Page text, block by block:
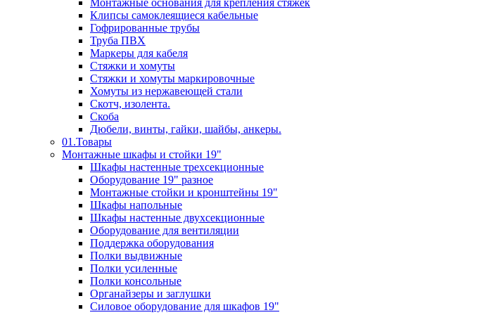
Монтажные основания для крепления стяжек
Клипсы самоклеящиеся кабельные
Гофрированные трубы
Труба ПВХ
Маркеры для кабеля
Стяжки и хомуты
Стяжки и хомуты маркировочные
Хомуты из нержавеющей стали
Скотч, изолента.
Скоба
Дюбели, винты, гайки, шайбы, анкеры.
01.Товары
Монтажные шкафы и стойки 19"
Шкафы настенные трехсекционные
Оборудование 19" разное
Монтажные стойки и кронштейны 19"
Шкафы напольные
Шкафы настенные двухсекционные
Оборудование для вентиляции
Поддержка оборудования
Полки выдвижные
Полки усиленные
Полки консольные
Органайзеры и заглушки
Силовое оборудование для шкафов 19"